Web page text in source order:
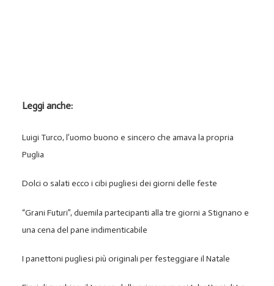
Leggi anche:
Luigi Turco, l’uomo buono e sincero che amava la propria
Puglia
Dolci o salati ecco i cibi pugliesi dei giorni delle feste
“Grani Futuri”, duemila partecipanti alla tre giorni a Stignano e
una cena del pane indimenticabile
I panettoni pugliesi più originali per festeggiare il Natale